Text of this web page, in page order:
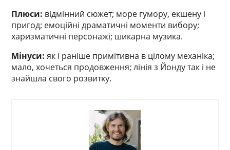
Плюси: відмінний сюжет; море гумору, екшену і
пригод; емоційні драматичні моменти вибору;
харизматичні персонажі; шикарна музика.
Мінуси: як і раніше примітивна в цілому механіка;
мало, хочеться продовження; лінія з Йонду так і не
знайшла свого розвитку.